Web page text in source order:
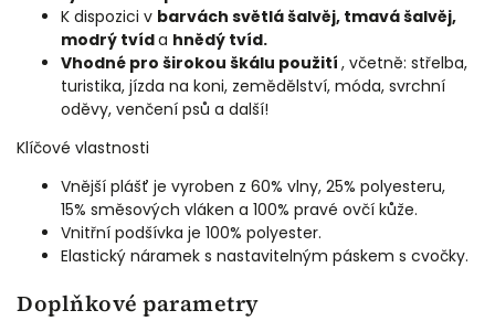
K dispozici v barvách světlá šalvěj, tmavá šalvěj,
modrý tvída hnědý tvíd.
Vhodné pro širokou škálu použití , včetně: střelba,
turistika, jízda na koni, zemědělství, móda, svrchní
oděvy, venčení psů a další!
Klíčové vlastnosti
Vnější plášť je vyroben z 60% vlny, 25% polyesteru,
15% směsových vláken a 100% pravé ovčí kůže.
Vnitřní podšívka je 100% polyester.
Elastický náramek s nastavitelným páskem s cvočky.
Doplňkové parametry